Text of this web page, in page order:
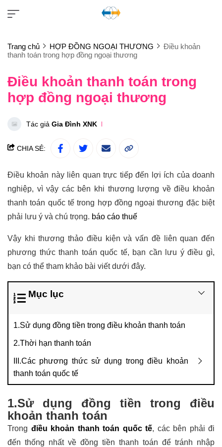
Trang chủ HỢP ĐỒNG NGOẠI THƯƠNG
Điều khoản
thanh toán trong hợp đồng ngoại thương
Điều khoản thanh toán trong
hợp đồng ngoại thương
Tác giả Gia Đình XNK
CHIA SẺ:
Điều khoản này liên quan trực tiếp đến lợi ích của doanh
nghiệp, vì vậy các bên khi thương lượng về điều khoản
thanh toán quốc tế trong hợp đồng ngoại thương đặc biệt
phải lưu ý và chú trọng. báo cáo thuế
Vậy khi thương thảo điều kiện và vấn đề liên quan đến
phương thức thanh toán quốc tế, bạn cần lưu ý điều gì,
bạn có thể tham khảo bài viết dưới đây.
Mục lục
1.Sử dụng đồng tiền trong điều khoản thanh toán
2.Thời hạn thanh toán
III.Các phương thức sử dụng trong điều khoản
thanh toán quốc tế
1.Sử dụng đồng tiền trong điều
khoản thanh toán
Trong điều khoản thanh toán quốc tế, các bên phải đi
đến thống nhất về đồng tiền thanh toán để tránh nhập